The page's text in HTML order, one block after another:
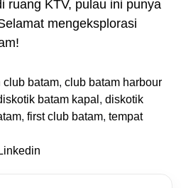
ruang KTV, pulau ini punya
mengeksplorasi
club batam, club batam harbour
batam kapal , diskotik
, first club batam, tempat
Linkedin